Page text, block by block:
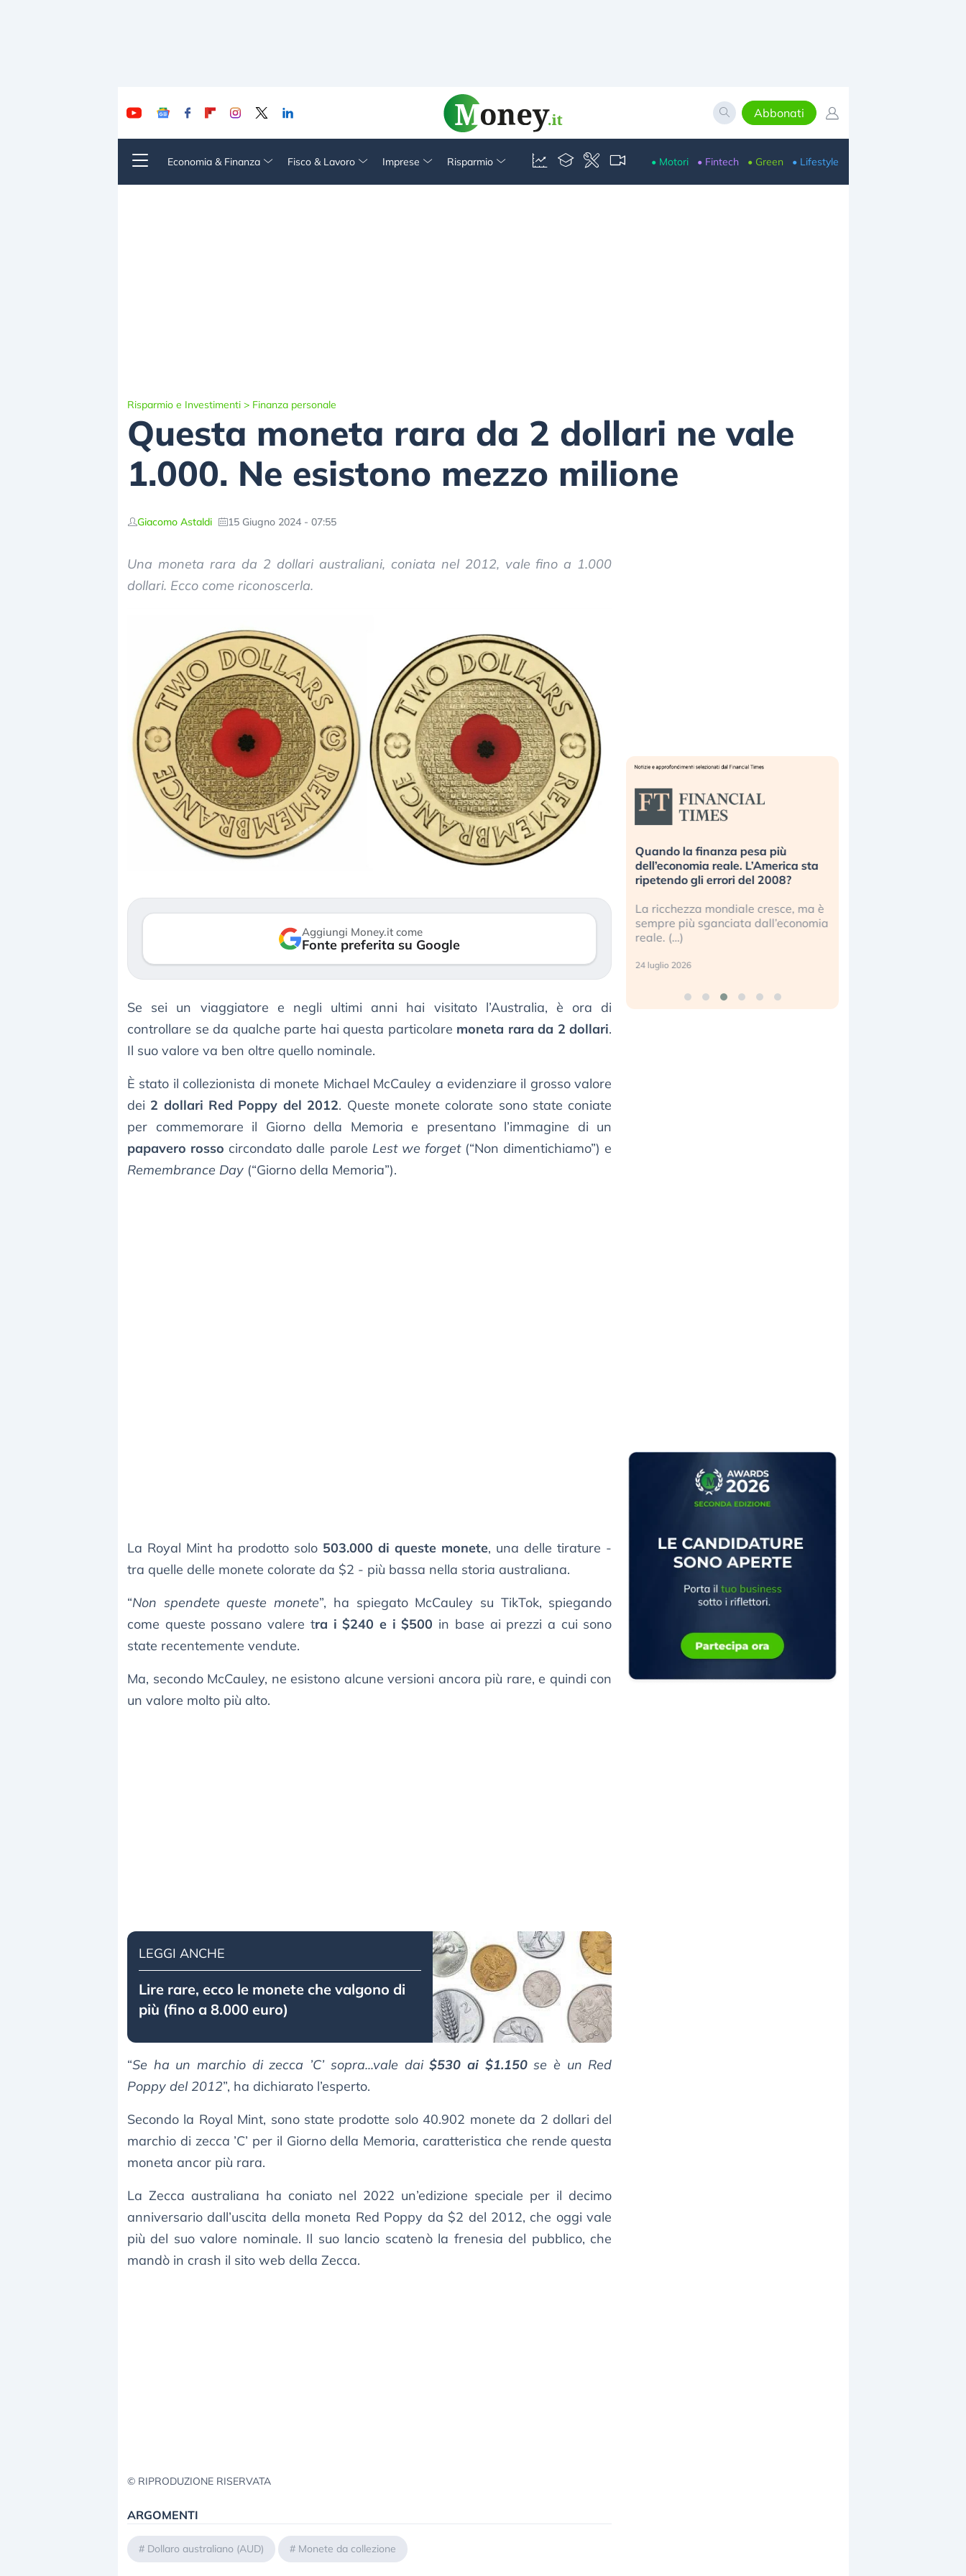
Abbonati
Economia & Finanza Fisco & Lavoro Imprese Risparmio • Motori • Fintech • Green • Lifestyle
Risparmio e Investimenti > Finanza personale
Questa moneta rara da 2 dollari ne vale
1.000. Ne esistono mezzo milione
Giacomo Astaldi 15 Giugno 2024 - 07:55
Una moneta rara da 2 dollari australiani, coniata nel 2012, vale fino a 1.000
dollari. Ecco come riconoscerla.
Aggiungi Money.it come
Fonte preferita su Google
Se sei un viaggiatore e negli ultimi anni hai visitato l’Australia, è ora di
controllare se da qualche parte hai questa particolare moneta rara da 2 dollari.
Il suo valore va ben oltre quello nominale.
È stato il collezionista di monete Michael McCauley a evidenziare il grosso valore
dei 2 dollari Red Poppy del 2012. Queste monete colorate sono state coniate
per commemorare il Giorno della Memoria e presentano l’immagine di un
papavero rosso circondato dalle parole Lest we forget(“Non dimentichiamo”) e
Remembrance Day (“Giorno della Memoria”).
La Royal Mint ha prodotto solo 503.000 di queste monete, una delle tirature -
tra quelle delle monete colorate da $2 - più bassa nella storia australiana.
“Non spendete queste monete”, ha spiegato McCauley su TikTok, spiegando
come queste possano valere tra i $240 e i $500 in base ai prezzi a cui sono
state recentemente vendute.
Ma, secondo McCauley, ne esistono alcune versioni ancora più rare, e quindi con
un valore molto più alto.
LEGGI ANCHE
Lire rare, ecco le monete che valgono di
più (fino a 8.000 euro)
“Se ha un marchio di zecca ’C’ sopra...vale dai$530 ai $1.150se è un Red
Poppy del 2012”, ha dichiarato l’esperto.
Secondo la Royal Mint, sono state prodotte solo 40.902 monete da 2 dollari del
marchio di zecca ’C’ per il Giorno della Memoria, caratteristica che rende questa
moneta ancor più rara.
La Zecca australiana ha coniato nel 2022 un’edizione speciale per il decimo
anniversario dall’uscita della moneta Red Poppy da $2 del 2012, che oggi vale
più del suo valore nominale. Il suo lancio scatenò la frenesia del pubblico, che
mandò in crash il sito web della Zecca.
© RIPRODUZIONE RISERVATA
ARGOMENTI
# Dollaro australiano (AUD) # Monete da collezione
Dalle valutazioni estreme alla
3 agosto 2026
«La mia vita è rovinata». Investitori
in preda al panico dopo lo scoppio
Kospi, mentre gli investitori retail (…)
30 luglio 2026
Quando la finanza pesa più
dell’economia reale. L’America sta
ripetendo gli errori del 2008?
La ricchezza mondiale cresce, ma è
sempre più sganciata dall’economia
reale. (…)
24 luglio 2026